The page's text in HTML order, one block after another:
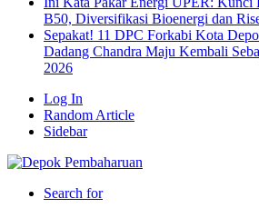
B50, Diversifikasi Bioenergi dan
Sepakat! 11 DPC Forkabi Kota
Dadang Chandra Maju Kembali
2026
Log In
Random Article
Sidebar
Search for